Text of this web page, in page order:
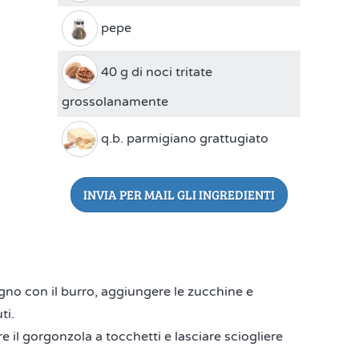
pepe
40 g di noci tritate
grossolanamente
q.b. parmigiano grattugiato
INVIA PER MAIL GLI INGREDIENTI
con il burro, aggiungere le zucchine e
il gorgonzola a tocchetti e lasciare sciogliere